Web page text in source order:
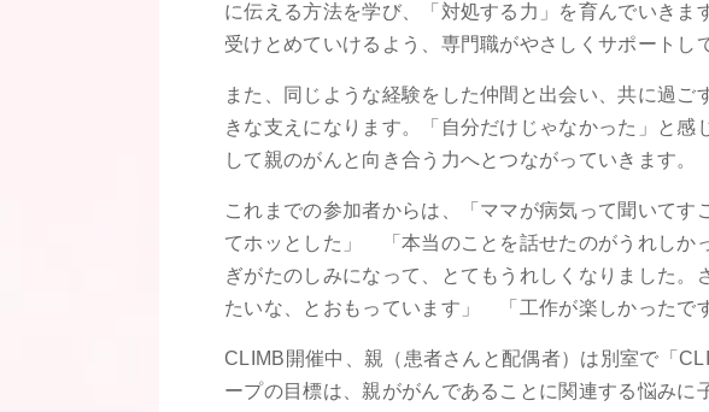
に伝える方法を学び、「対処する力」を育んでいきま
受けとめていけるよう、専門職がやさしくサポートし
また、同じような経験をした仲間と出会い、共に過
きな支えになります。「自分だけじゃなかった」と感
して親のがんと向き合う力へとつながっていきます。
これまでの参加者からは、「ママが病気って聞いてす
てホッとした」 「本当のことを話せたのがうれし
ぎがたのしみになって、とてもうれしくなりました。
たいな、とおもっています」 「工作が楽しかったで
CLIMB開催中、親（患者さんと配偶者）は別室で「
ープの目標は、親ががんであることに関連する悩みに